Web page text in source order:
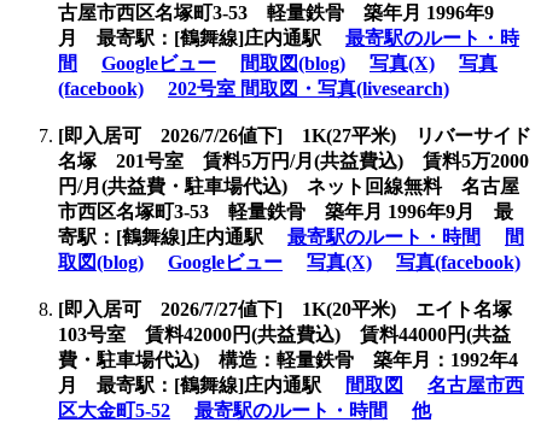
古屋市西区名塚町3-53 軽量鉄骨 築年月 1996年9
月 最寄駅：[鶴舞線]庄内通駅 最寄駅のルート・時
間
Googleビュー 間取図(blog) 写真(X)
写真
(facebook)
202号室 間取図・写真(livesearch)
[即入居可 2026/7/26値下] 1K(27平米) リバーサイド
名塚 201号室 賃料5万円/月(共益費込) 賃料5万2000
円/月(共益費・駐車場代込) ネット回線無料 名古屋
市西区名塚町3-53 軽量鉄骨 築年月 1996年9月 最
寄駅：[鶴舞線]庄内通駅 最寄駅のルート・時間
間
取図(blog)
Googleビュー 写真(X) 写真(facebook)
[即入居可 2026/7/27値下] 1K(20平米) エイト名塚
103号室 賃料42000円(共益費込) 賃料44000円(共益
費・駐車場代込) 構造：軽量鉄骨 築年月：1992年4
月 最寄駅：[鶴舞線]庄内通駅
間取図
名古屋市西
区大金町5-52
最寄駅のルート・時間 他